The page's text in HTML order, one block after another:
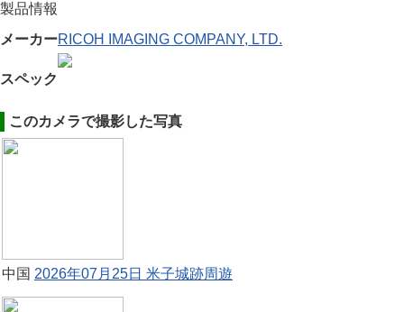
製品情報
メーカーRICOH IMAGING COMPANY, LTD.
スペック
このカメラで撮影した写真
中国 2026年07月25日 米子城跡周遊